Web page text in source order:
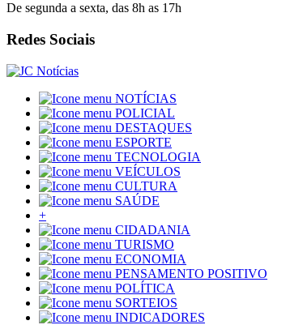
De segunda a sexta, das 8h as 17h
Redes Sociais
NOTÍCIAS
POLICIAL
DESTAQUES
ESPORTE
TECNOLOGIA
VEÍCULOS
CULTURA
SAÚDE
+
CIDADANIA
TURISMO
ECONOMIA
PENSAMENTO POSITIVO
POLÍTICA
SORTEIOS
INDICADORES